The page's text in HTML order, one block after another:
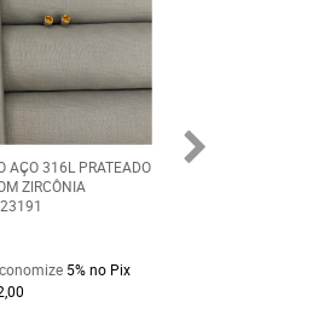
AÇO 316L PRATEADO
ZIRCÔNIA
5% no Pix